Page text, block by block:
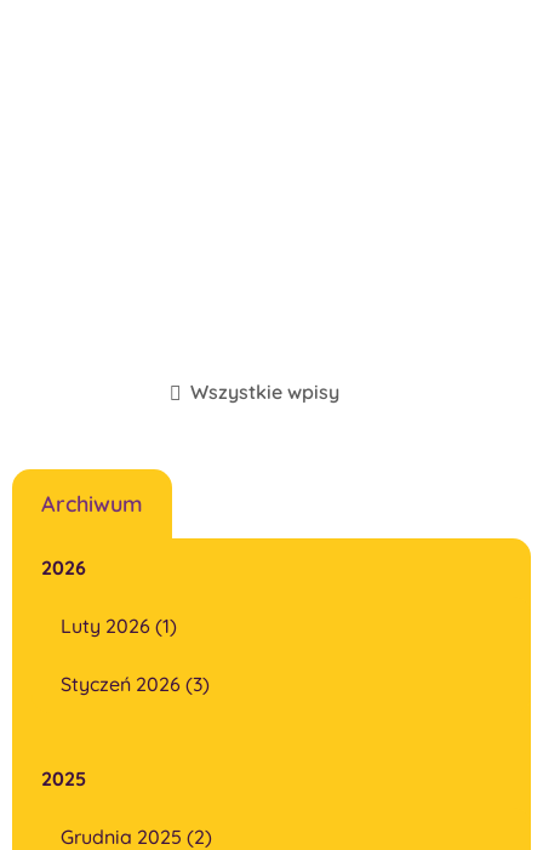
Wszystkie wpisy
Archiwum
2026
Luty 2026 (1)
Styczeń 2026 (3)
2025
Grudnia 2025 (2)